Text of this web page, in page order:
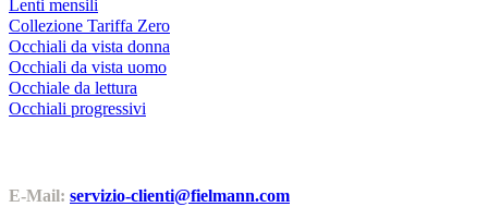
Lenti mensili
Collezione Tariffa Zero
Occhiali da vista donna
Occhiali da vista uomo
Occhiale da lettura
Occhiali progressivi
E-Mail: servizio-clienti@fielmann.com